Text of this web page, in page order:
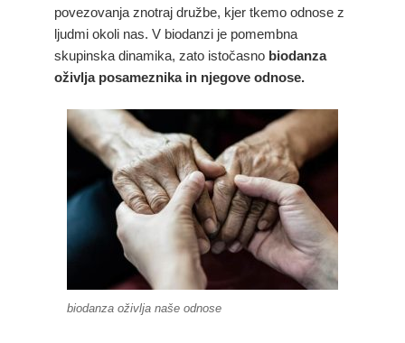
povezovanja znotraj družbe, kjer tkemo odnose z
ljudmi okoli nas. V biodanzi je pomembna
skupinska dinamika, zato istočasno biodanza
oživlja posameznika in njegove odnose.
biodanza oživlja naše odnose